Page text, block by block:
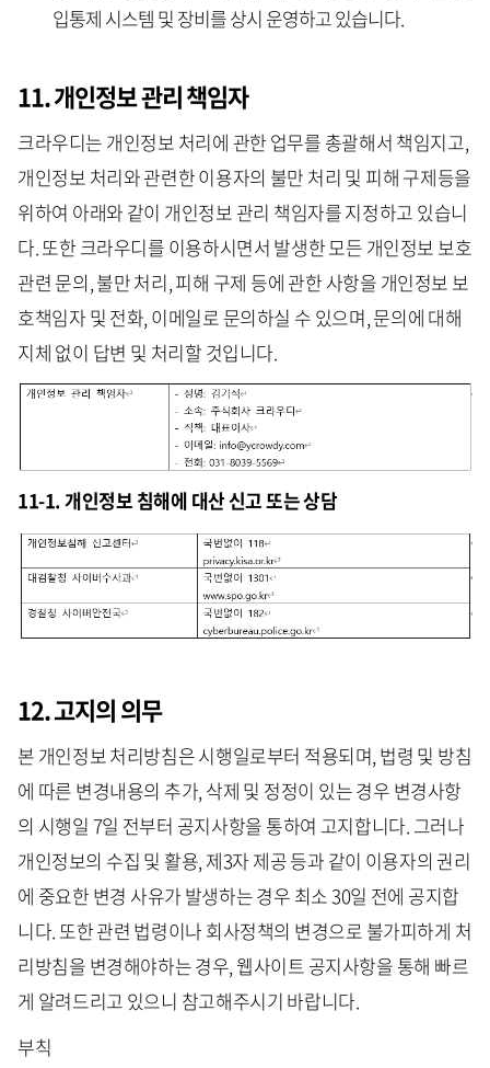
입통제 시스템 및 장비를 상시 운영하고 있습니다.
11. 개인정보 관리 책임자
크라우디는 개인정보 처리에 관한 업무를 총괄해서 책임지고,
개인정보 처리와 관련한 이용자의 불만 처리 및 피해 구제등을
위하여 아래와 같이 개인정보 관리 책임자를 지정하고 있습니
다. 또한 크라우디를 이용하시면서 발생한 모든 개인정보 보호
관련 문의, 불만 처리, 피해 구제 등에 관한 사항을 개인정보 보
호책임자 및 전화, 이메일로 문의하실 수 있으며, 문의에 대해
지체 없이 답변 및 처리할 것입니다.
11-1. 개인정보 침해에 대산 신고 또는 상담
12. 고지의 의무
본 개인정보 처리방침은 시행일로부터 적용되며, 법령 및 방침
에 따른 변경내용의 추가, 삭제 및 정정이 있는 경우 변경사항
의 시행일 7일 전부터 공지사항을 통하여 고지합니다. 그러나
개인정보의 수집 및 활용, 제3자 제공 등과 같이 이용자의 권리
에 중요한 변경 사유가 발생하는 경우 최소 30일 전에 공지합
니다. 또한 관련 법령이나 회사정책의 변경으로 불가피하게 처
리방침을 변경해야하는 경우, 웹사이트 공지사항을 통해 빠르
게 알려드리고 있으니 참고해주시기 바랍니다.
부칙